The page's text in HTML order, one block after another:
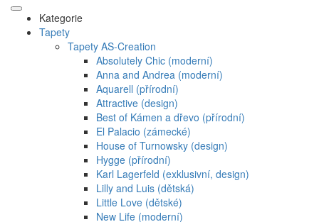
Kategorie
Tapety
Tapety AS-Creation
Absolutely Chic (moderní)
Anna and Andrea (moderní)
Aquarell (přírodní)
Attractive (design)
Best of Kámen a dřevo (přírodní)
El Palacio (zámecké)
House of Turnowsky (design)
Hygge (přírodní)
Karl Lagerfeld (exklusivní, design)
Lilly and Luis (dětská)
Little Love (dětské)
New Life (moderní)